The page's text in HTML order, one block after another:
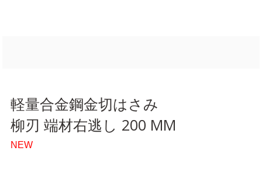
軽量合金鋼金切はさみ
柳刃 端材右逃し 200 MM
NEW